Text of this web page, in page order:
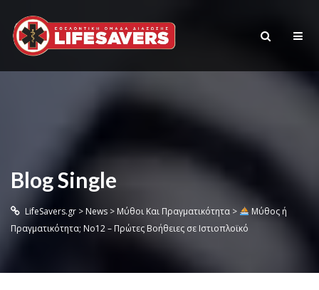
Blog Single
LifeSavers.gr > News > Μύθοι Και Πραγματικότητα >
Μύθος ή
Πραγματικότητα; No12 – Πρώτες Βοήθειες σε Ιστιοπλοϊκό